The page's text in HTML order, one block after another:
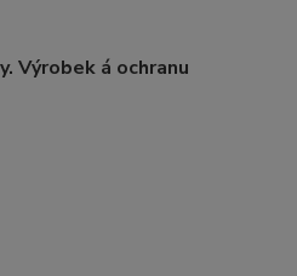
Výrobek á ochranu